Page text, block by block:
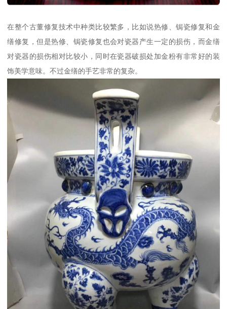
在整个古董修复技术中种类比较繁多，比如说热修、锔瓷修复和金
缮修复，但是热修、锔瓷修复也会对瓷器产生一定的损伤，而金缮
对瓷器的损伤相对比较小，同时在瓷器破损处加金粉有非常好的装
饰美学意味。不过金缮的手艺非常的复杂。